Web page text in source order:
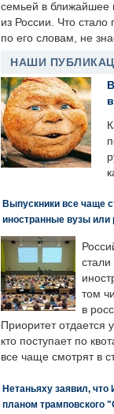
семьей в ближайшее
из России. Что
по его словам, не
НАШИ
Выпускники все чаще
иностранные вузы или
том
в
Приоритет отдается
кто поступает по
все чаще смотрят в
Нетаньяху заявил,
планом трамповского